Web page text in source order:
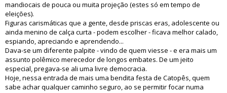
mandiocais de pouca ou muita projeção (estes só em tempo de
eleições).
Figuras carismáticas que a gente, desde priscas eras, adolescente ou
ainda menino de calça curta - podem escolher - ficava melhor calado,
espiando, apreciando e aprendendo...
Dava-se um diferente palpite - vindo de quem viesse - e era mais um
assunto polêmico merecedor de longos embates. De um jeito
especial, pregava-se ali uma livre democracia.
Hoje, nessa entrada de mais uma bendita festa de Catopês, quem
sabe achar qualquer caminho seguro, ao se permitir focar numa